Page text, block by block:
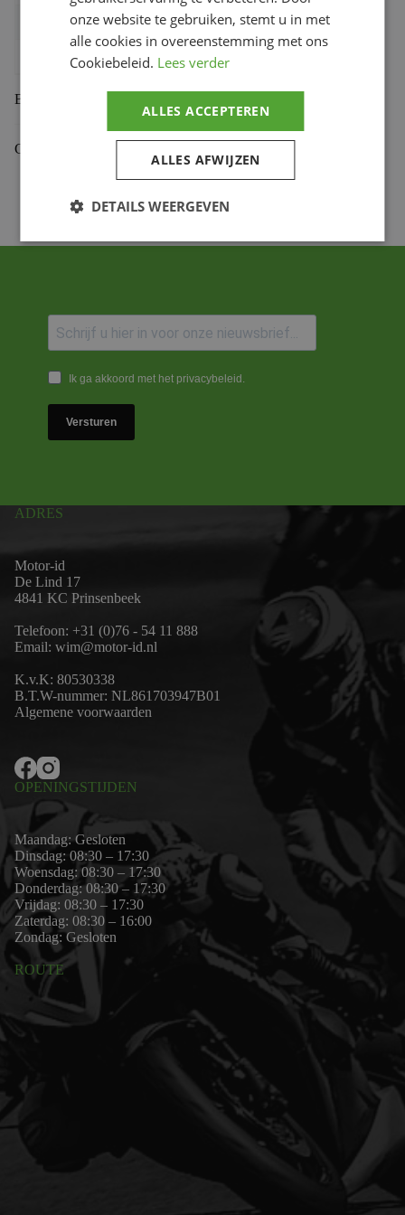
Bihr productcode 1108847001,4468.48.L
Productmerk
Beoordelingen (0)
Gekoppelde Motoren
Ik ga akkoord met het privacybeleid.
Versturen
ADRES
Motor-id
De Lind 17
4841 KC Prinsenbeek
Telefoon: +31 (0)76 - 54 11 888
Email: wim@motor-id.nl
K.v.K: 80530338
B.T.W-nummer: NL861703947B01
Algemene voorwaarden
OPENINGSTIJDEN
Maandag: Gesloten
Dinsdag: 08:30 – 17:30
Woensdag: 08:30 – 17:30
Donderdag: 08:30 – 17:30
Vrijdag: 08:30 – 17:30
Zaterdag: 08:30 – 16:00
Zondag: Gesloten
ROUTE
onze website te gebruiken, stemt u in met
alle cookies in overeenstemming met ons
Cookiebeleid. Lees verder
ALLES ACCEPTEREN
ALLES AFWIJZEN
DETAILS WEERGEVEN